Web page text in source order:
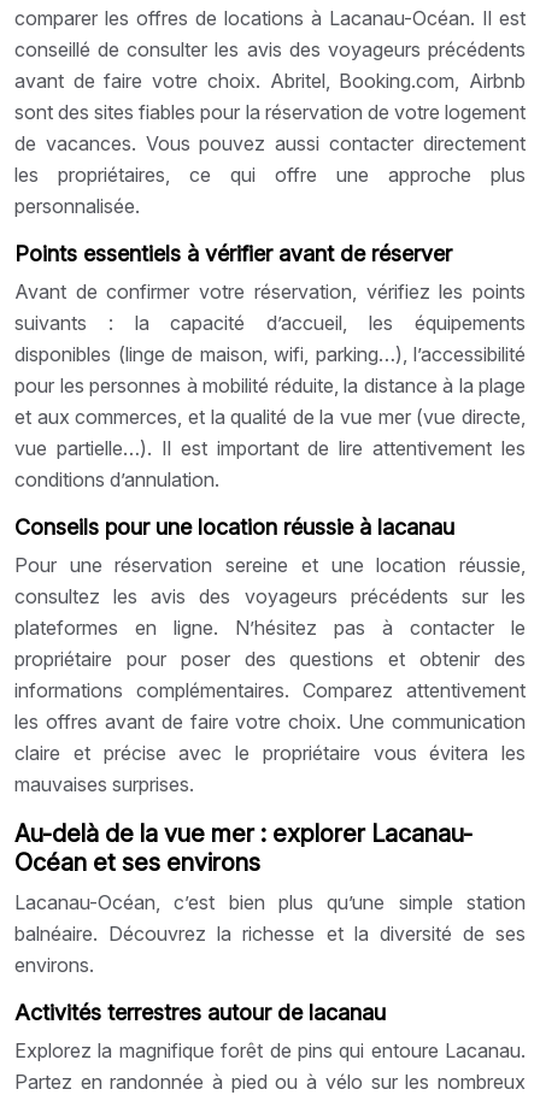
comparer les offres de locations à Lacanau-Océan. Il est
conseillé de consulter les avis des voyageurs précédents
avant de faire votre choix. Abritel, Booking.com, Airbnb
sont des sites fiables pour la réservation de votre logement
de vacances. Vous pouvez aussi contacter directement
les propriétaires, ce qui offre une approche plus
personnalisée.
Points essentiels à vérifier avant de réserver
Avant de confirmer votre réservation, vérifiez les points
suivants : la capacité d’accueil, les équipements
disponibles (linge de maison, wifi, parking…), l’accessibilité
pour les personnes à mobilité réduite, la distance à la plage
et aux commerces, et la qualité de la vue mer (vue directe,
vue partielle…). Il est important de lire attentivement les
conditions d’annulation.
Conseils pour une location réussie à lacanau
Pour une réservation sereine et une location réussie,
consultez les avis des voyageurs précédents sur les
plateformes en ligne. N’hésitez pas à contacter le
propriétaire pour poser des questions et obtenir des
informations complémentaires. Comparez attentivement
les offres avant de faire votre choix. Une communication
claire et précise avec le propriétaire vous évitera les
mauvaises surprises.
Au-delà de la vue mer : explorer Lacanau-
Océan et ses environs
Lacanau-Océan, c’est bien plus qu’une simple station
balnéaire. Découvrez la richesse et la diversité de ses
environs.
Activités terrestres autour de lacanau
Explorez la magnifique forêt de pins qui entoure Lacanau.
Partez en randonnée à pied ou à vélo sur les nombreux